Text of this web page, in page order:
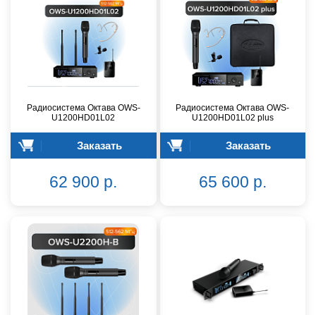
Радиосистема Октава OWS-
U1200HD01L02
Заказать
62 900 р.
Радиосистема Октава OWS-
U1200HD01L02 plus
Заказать
65 600 р.